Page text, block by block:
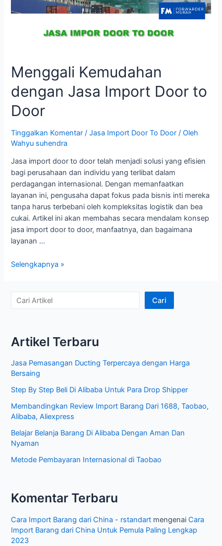
Menggali Kemudahan
dengan Jasa Import Door to
Door
Tinggalkan Komentar /Jasa Import Door To Door / Oleh
Wahyu suhendra
Jasa import door to door telah menjadi solusi yang efisien
bagi perusahaan dan individu yang terlibat dalam
perdagangan internasional. Dengan memanfaatkan
layanan ini, pengusaha dapat fokus pada bisnis inti mereka
tanpa harus terbebani oleh kompleksitas logistik dan bea
cukai. Artikel ini akan membahas secara mendalam konsep
jasa import door to door, manfaatnya, dan bagaimana
layanan …
Menggali
Jasa
Import
Door
Selengkapnya »
i
r
k
l
Cari
Artikel Terbaru
Jasa Pemasangan Ducting Terpercaya dengan Harga
Bersaing
Step By Step Beli Di Alibaba Untuk Para Drop Shipper
Membandingkan Review Import Barang Dari 1688, Taobao,
Alibaba, Aliexpress
Belajar Belanja Barang Di Alibaba Dengan Aman Dan
Nyaman
Metode Pembayaran Internasional di Taobao
Komentar Terbaru
Cara Import Barang dari China - rstandart mengenaiCara
Import Barang dari China Untuk Pemula Paling Lengkap
2023